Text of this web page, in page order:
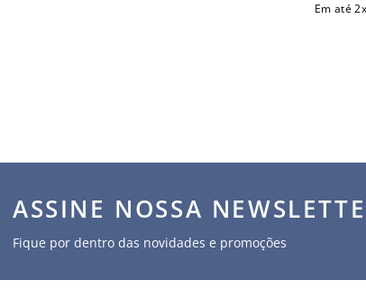
Em até2
ASSINE NOSSA
Fique por dentro das novidades e promoções